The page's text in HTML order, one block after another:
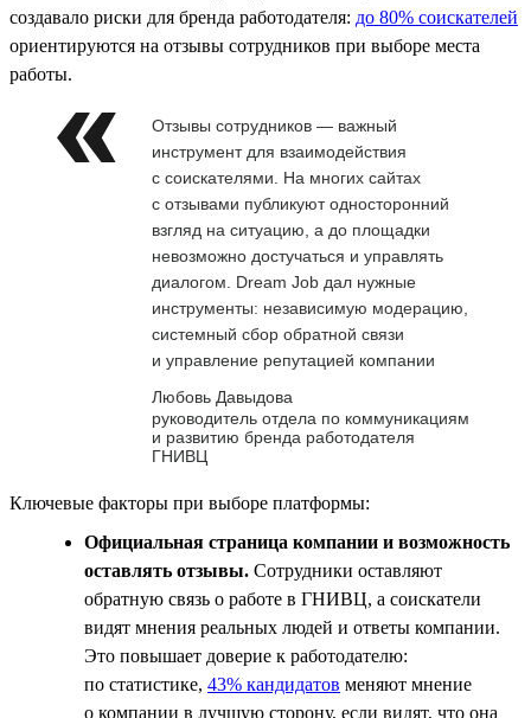
создавало риски для бренда работодателя: до 80% соискателей
ориентируются на отзывы сотрудников при выборе места
работы.
Отзывы сотрудников — важный
инструмент для взаимодействия
с соискателями. На многих сайтах
с отзывами публикуют односторонний
взгляд на ситуацию, а до площадки
невозможно достучаться и управлять
диалогом. Dream Job дал нужные
инструменты: независимую модерацию,
системный сбор обратной связи
и управление репутацией компании
Любовь Давыдова
руководитель отдела по коммуникациям
и развитию бренда работодателя
ГНИВЦ
Ключевые факторы при выборе платформы:
Официальная страница компании и возможность
оставлять отзывы. Сотрудники оставляют
обратную связь о работе в ГНИВЦ, а соискатели
видят мнения реальных людей и ответы компании.
Это повышает доверие к работодателю:
по статистике, 43% кандидатов меняют мнение
о компании в лучшую сторону, если видят, что она